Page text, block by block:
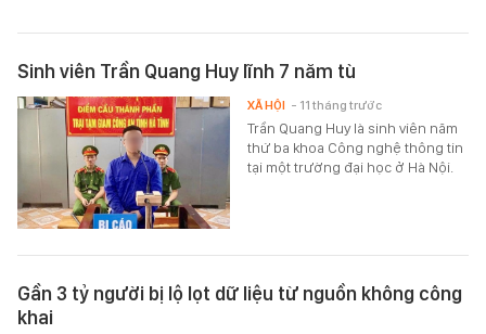
Sinh viên Trần Quang Huy lĩnh 7 năm tù
Trần Quang Huy là sinh viên năm
thứ ba khoa Công nghệ thông tin
tại một trường đại học ở Hà Nội.
XÃ HỘI - 11 tháng trước
Gần 3 tỷ người bị lộ lọt dữ liệu từ nguồn không công
khai